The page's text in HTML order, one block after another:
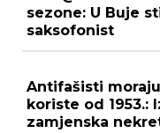
sezone: U Buje
saksofonist
Antifašisti
koriste od 1953.:
zamjenska